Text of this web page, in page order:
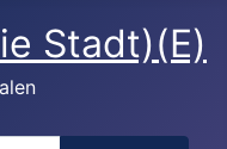
Stadt)(E)